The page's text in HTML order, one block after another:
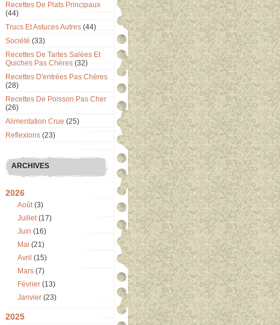
Recettes De Plats Principaux
(44)
Trucs Et Astuces Autres (44)
Société (33)
Recettes De Tartes Salées Et
Quiches Pas Chères (32)
Recettes D'entrées Pas Chères
(28)
Recettes De Poisson Pas Cher
(26)
Alimentation Crue (25)
Reflexions (23)
ARCHIVES
2026
Août(3)
Juillet(17)
Juin (16)
Mai (21)
Avril (15)
Mars (7)
Février (13)
Janvier (23)
2025